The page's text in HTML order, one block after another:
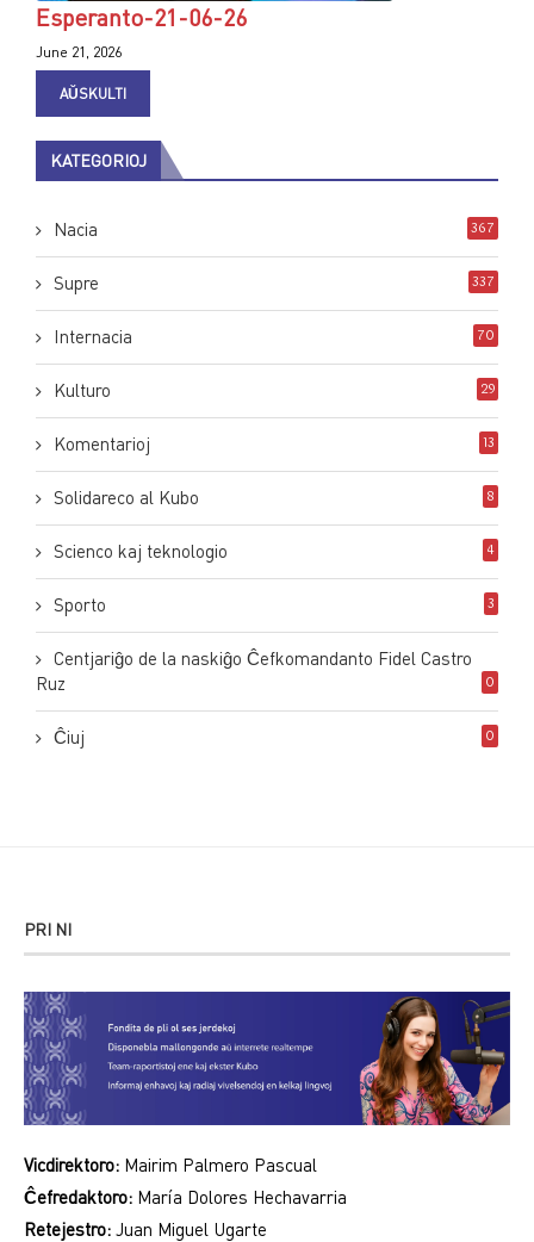
Esperanto-21-06-26
June 21, 2026
AŬSKULTI
KATEGORIOJ
Nacia 367
Supre 337
Internacia 70
Kulturo 29
Komentarioj 13
Solidareco al Kubo 8
Scienco kaj teknologio 4
Sporto 3
Centjariĝo de la naskiĝo Ĉefkomandanto Fidel Castro
Ruz
0
Ĉiuj 0
PRI NI
Vicdirektoro: Mairim Palmero Pascual
Ĉefredaktoro: María Dolores Hechavarria
Retejestro: Juan Miguel Ugarte